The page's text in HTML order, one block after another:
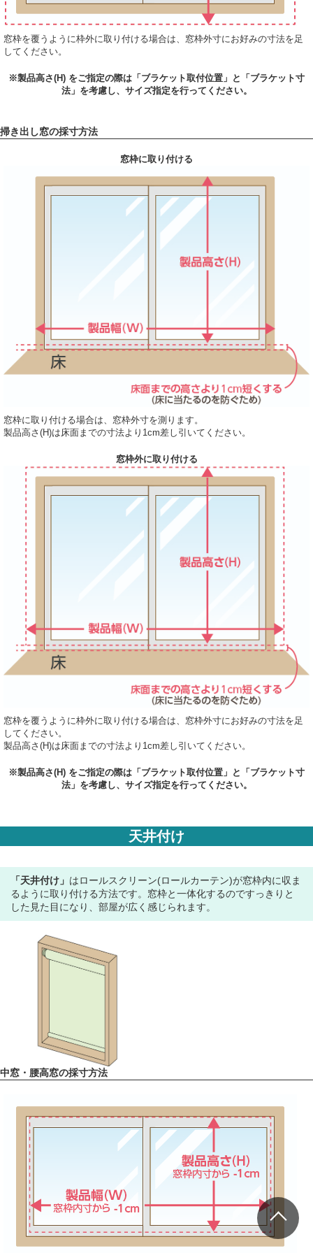
窓枠を覆うように枠外に取り付ける場合は、窓枠外寸にお好みの寸法を足
してください。
※製品高さ(H) をご指定の際は「ブラケット取付位置」と「ブラケット寸
法」を考慮し、サイズ指定を行ってください。
掃き出し窓の採寸方法
窓枠に取り付ける
窓枠に取り付ける場合は、窓枠外寸を測ります。
製品高さ(H)は床面までの寸法より1cm差し引いてください。
窓枠外に取り付ける
窓枠を覆うように枠外に取り付ける場合は、窓枠外寸にお好みの寸法を足
してください。
製品高さ(H)は床面までの寸法より1cm差し引いてください。
※製品高さ(H) をご指定の際は「ブラケット取付位置」と「ブラケット寸
法」を考慮し、サイズ指定を行ってください。
天井付け
「天井付け」 はロールスクリーン(ロールカーテン)が窓枠内に収ま
るように取り付ける方法です。窓枠と一体化するのですっきりと
した見た目になり、部屋が広く感じられます。
中窓・腰高窓の採寸方法